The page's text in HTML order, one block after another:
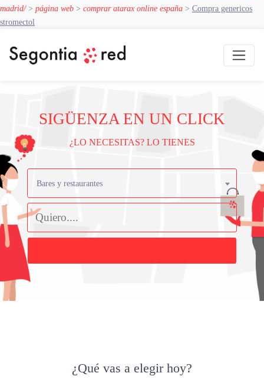
madrid/> página web > comprar atarax online españa > Compra genericos
stromectol
SIGÜENZA EN UN CLICK
¿LO NECESITAS? LO TIENES
Bares y restaurantes
¿Qué vas a elegir hoy?